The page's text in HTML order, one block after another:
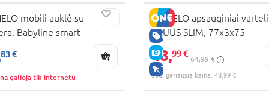
KAINA
mobili auklė su
Babyline smart
83 €
galioja tik internetu
GERA KAINA
E-KAINA
TIK INTERNETU
LIONELO apsauginiai
TRUUS SLIM, 77x3x75-
85/95/105 cm., White
48,99 €
64,99 €
30d. geriausia kaina: 48,99 €